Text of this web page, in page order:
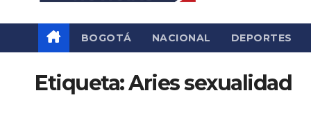
BOGOTÁ NACIONAL DEPORTES
Etiqueta:Aries sexualidad